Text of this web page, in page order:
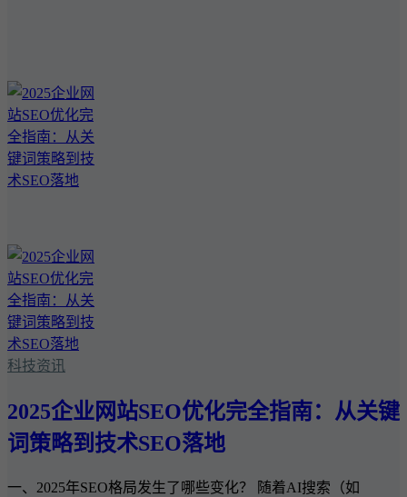
科技资讯
2025企业网站SEO优化完全指南：从关键
词策略到技术SEO落地
一、2025年SEO格局发生了哪些变化？ 随着AI搜索（如